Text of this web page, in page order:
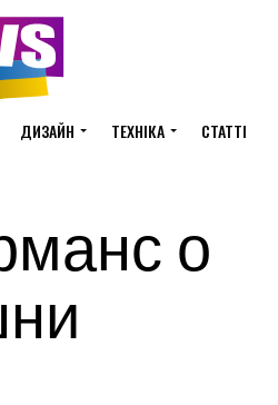
ДИЗАЙН ТЕХНІКА СТАТТІ
о